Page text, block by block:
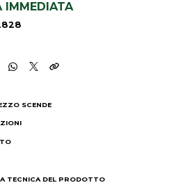
IMMEDIATA
SCENDE
TECNICA DEL PRODOTTO